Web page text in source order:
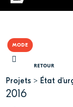
MODE
RETOUR
Projets État
2016